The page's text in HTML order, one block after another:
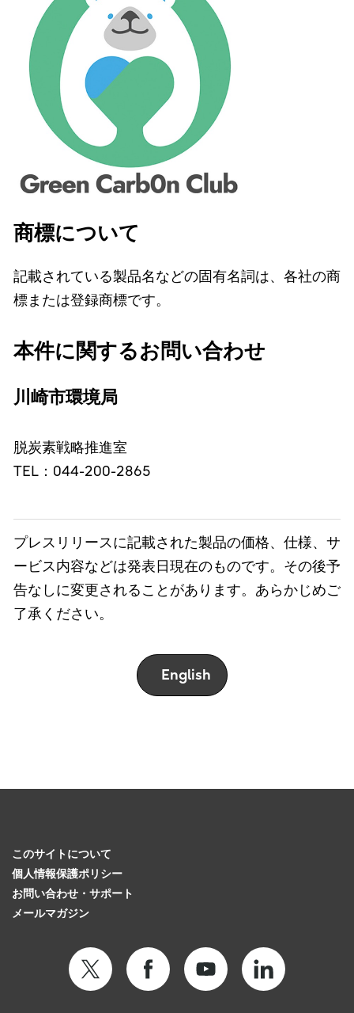
商標について
記載されている製品名などの固有名詞は、各社の商
標または登録商標です。
本件に関するお問い合わせ
川崎市環境局
脱炭素戦略推進室
TEL：044-200-2865
プレスリリースに記載された製品の価格、仕様、サ
ービス内容などは発表日現在のものです。その後予
告なしに変更されることがあります。あらかじめご
了承ください。
English
このサイトについて
個人情報保護ポリシー
お問い合わせ・サポート
メールマガジン